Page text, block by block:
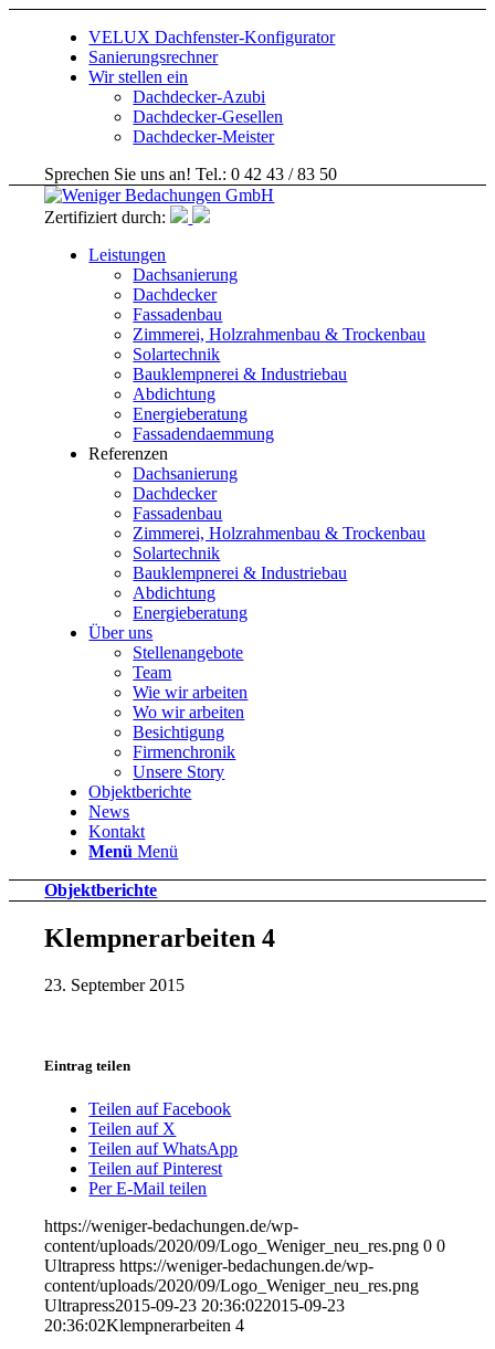
VELUX Dachfenster-Konfigurator
Sanierungsrechner
Wir stellen ein
Dachdecker-Azubi
Dachdecker-Gesellen
Dachdecker-Meister
Sprechen Sie uns an! Tel.: 0 42 43 / 83 50
Zertifiziert durch:
Leistungen
Dachsanierung
Dachdecker
Fassadenbau
Zimmerei, Holzrahmenbau & Trockenbau
Solartechnik
Bauklempnerei & Industriebau
Abdichtung
Energieberatung
Fassadendaemmung
Referenzen
Dachsanierung
Dachdecker
Fassadenbau
Zimmerei, Holzrahmenbau & Trockenbau
Solartechnik
Bauklempnerei & Industriebau
Abdichtung
Energieberatung
Über uns
Stellenangebote
Team
Wie wir arbeiten
Wo wir arbeiten
Besichtigung
Firmenchronik
Unsere Story
Objektberichte
News
Kontakt
Menü Menü
Objektberichte
Klempnerarbeiten 4
23. September 2015
Eintrag teilen
Teilen auf Facebook
Teilen auf X
Teilen auf WhatsApp
Teilen auf Pinterest
Per E-Mail teilen
https://weniger-bedachungen.de/wp-
content/uploads/2020/09/Logo_Weniger_neu_res.png 0 0
Ultrapress https://weniger-bedachungen.de/wp-
content/uploads/2020/09/Logo_Weniger_neu_res.png
Ultrapress2015-09-23 20:36:022015-09-23
20:36:02Klempnerarbeiten 4